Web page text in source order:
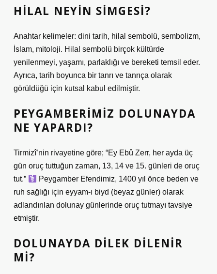
HILAL NEYIN SIMGESI?
Anahtar kelimeler: dini tarih, hilal sembolü, sembolizm,
İslam, mitoloji. Hilal sembolü birçok kültürde
yenilenmeyi, yaşamı, parlaklığı ve bereketi temsil eder.
Ayrıca, tarih boyunca bir tanrı ve tanrıça olarak
görüldüğü için kutsal kabul edilmiştir.
PEYGAMBERIMIZ DOLUNAYDA
NE YAPARDI?
Tirmizî’nin rivayetine göre; “Ey Ebû Zerr, her ayda üç
gün oruç tuttuğun zaman, 13, 14 ve 15. günleri de oruç
tut.”
Peygamber Efendimiz, 1400 yıl önce beden ve
ruh sağlığı için eyyam-ı biyd (beyaz günler) olarak
adlandırılan dolunay günlerinde oruç tutmayı tavsiye
etmiştir.
DOLUNAYDA DILEK DILENIR
MI?